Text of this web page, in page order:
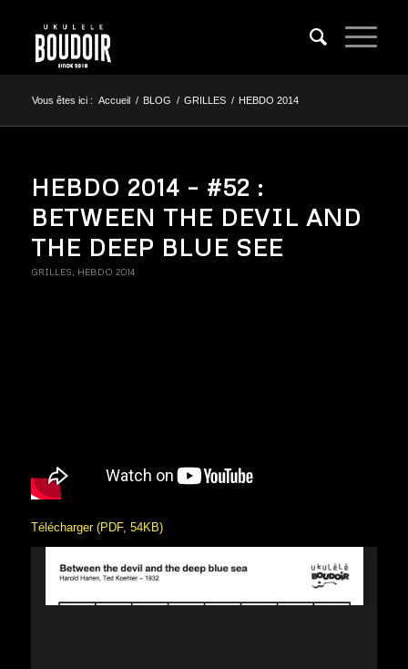
Vous êtes ici : Accueil / BLOG / GRILLES / HEBDO 2014
HEBDO 2014 – #52 :
BETWEEN THE DEVIL AND
THE DEEP BLUE SEE
GRILLES HEBDO 2014
Télécharger (PDF, 54KB)